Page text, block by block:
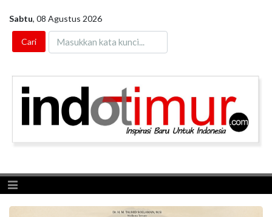
Sabtu, 08 Agustus 2026
Toggle navigation